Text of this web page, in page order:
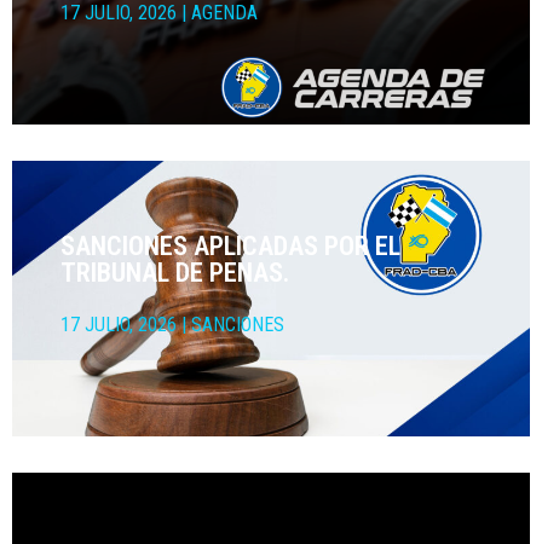
17 JULIO, 2026 AGENDA
SANCIONES APLICADAS POR EL
TRIBUNAL DE PENAS.
17 JULIO, 2026 | SANCIONES